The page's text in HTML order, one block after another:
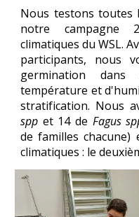
Nous testons toutes
notre campagne
climatiques du WSL.
participants, nous
germination dans
température et
stratification. Nous
spp et 14 de Fagus
de familles chacune)
climatiques : le